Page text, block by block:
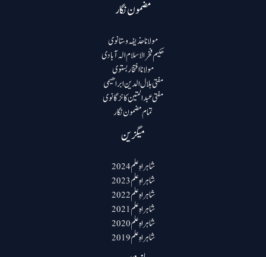
مضمون نگار
مولانا حذیفہ وستانوی
حکیم فخرالاسلام الہ آبادی
مولانا افتخار بستوی
مفتی ہلال الدین ابراھیمی
مفتی عبد المتین کانڑگانوی
تمام مضمون نگار
میگزین
شاہراہِ علم 2024
شاہراہِ علم 2023
شاہراہِ علم 2022
شاہراہِ علم 2021
شاہراہِ علم 2020
شاہراہِ علم 2019